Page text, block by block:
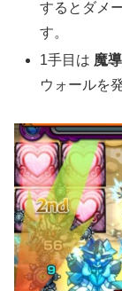
するとダメ
す。
1手目は 魔
ウォールを